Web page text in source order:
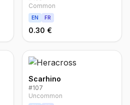
Common
EN FR
0.30 €
Scarhino
#107
Uncommon